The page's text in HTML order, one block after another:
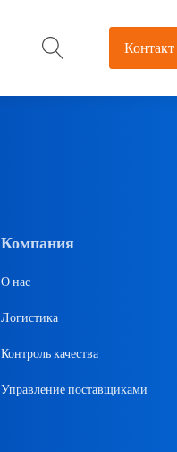
промежуточные продукты
Контакт
Компания
О нас
Логистика
Контроль качества
Управление поставщиками